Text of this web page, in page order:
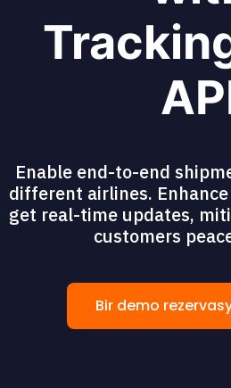
Enable end-to-end
different airlines.
get real-time updates,
customers
Bir demo